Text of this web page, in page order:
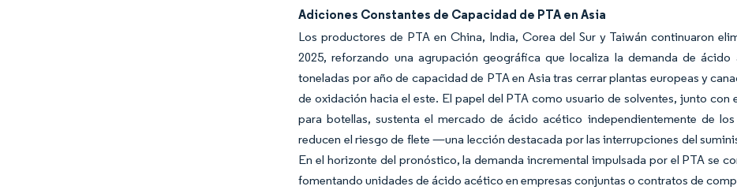
Adiciones Constantes de Capacidad de PTA en Asia
Los productores de PTA en China, India, Corea del Sur y Taiwán continuaron
2025, reforzando una agrupación geográfica que localiza la demanda de
toneladas por año de capacidad de PTA en Asia tras cerrar plantas europeas y
de oxidación hacia el este. El papel del PTA como usuario de solventes, junto
para botellas, sustenta el mercado de ácido acético independientemente de
reducen el riesgo de flete —una lección destacada por las interrupciones del
En el horizonte del pronóstico, la demanda incremental impulsada por el PTA se
fomentando unidades de ácido acético en empresas conjuntas o contratos de